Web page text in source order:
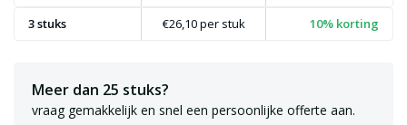
3 stuks €26,10per stuk 10% korting
Meer dan 25 stuks?
vraag gemakkelijk en snel een persoonlijke offerte aan.